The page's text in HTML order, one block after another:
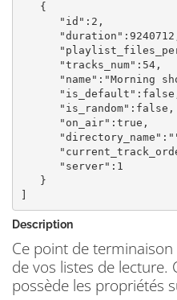
]
Description
Ce point de
de vos listes de lecture.
possède les propriétés